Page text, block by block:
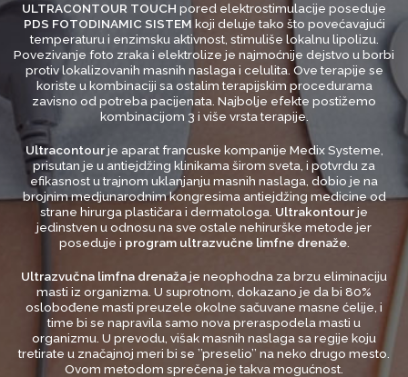
ULTRACONTOUR TOUCH pored elektrostimulacije poseduje
PDS FOTODINAMIC SISTEM koji deluje tako što povećavajući
temperaturu i enzimsku aktivnost, stimuliše lokalnu lipolizu.
Povezivanje foto zraka i elektrolize je najmoćnije dejstvo u borbi
protiv lokalizovanih masnih naslaga i celulita. Ove terapije se
koriste u kombinaciji sa ostalim terapijskim procedurama
zavisno od potreba pacijenata. Najbolje efekte postižemo
kombinacijom 3 i više vrsta terapije.
Ultracontourje aparat francuske kompanije Medix Systeme,
prisutan je u antiejdžing klinikama širom sveta, i potvrdu za
efikasnost u trajnom uklanjanju masnih naslaga, dobio je na
brojnim medjunarodnim kongresima antiejdžing medicine od
strane hirurga plastičara i dermatologa. Ultrakontourje
jedinstven u odnosu na sve ostale nehirurške metode jer
poseduje i program ultrazvučne limfne drenaže.
Ultrazvučna limfna drenažaje neophodna za brzu eliminaciju
masti iz organizma. U suprotnom, dokazano je da bi 80%
oslobođene masti preuzele okolne sačuvane masne ćelije, i
time bi se napravila samo nova preraspodela masti u
organizmu. U prevodu, višak masnih naslaga sa regije koju
tretirate u značajnoj meri bi se ’’preselio’’ na neko drugo mesto.
Ovom metodom sprečena je takva mogućnost.